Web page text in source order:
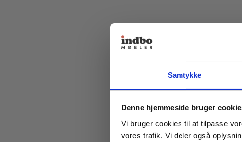
Samtykke
Denne hjemmeside bruger
Vi bruger cookies til at tilpasse
vores trafik. Vi deler også